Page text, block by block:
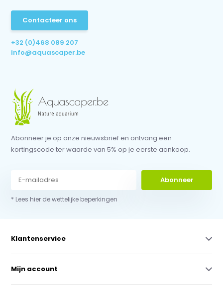
Contacteer ons
+32 (0)468 089 207
info@aquascaper.be
Abonneer je op onze nieuwsbrief en ontvang een
kortingscode ter waarde van 5% op je eerste aankoop.
Abonneer
* Lees hier de wettelijke beperkingen
Klantenservice
Mijn account